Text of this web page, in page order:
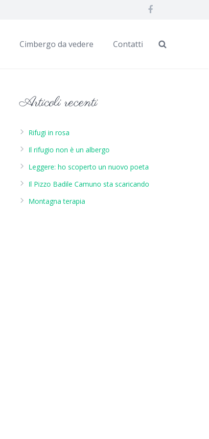
Cimbergo da vedere Contatti
Articoli recenti
Rifugi in rosa
Il rifugio non è un albergo
Leggere: ho scoperto un nuovo poeta
Il Pizzo Badile Camuno sta scaricando
Montagna terapia